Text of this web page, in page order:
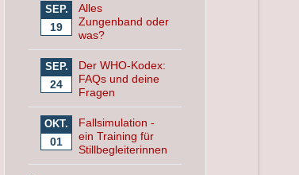
SEP.
19
Alles
Zungenband oder
was?
SEP.
24
Der WHO-Kodex:
FAQs und deine
Fragen
OKT.
01
Fallsimulation -
ein Training für
Stillbegleiterinnen